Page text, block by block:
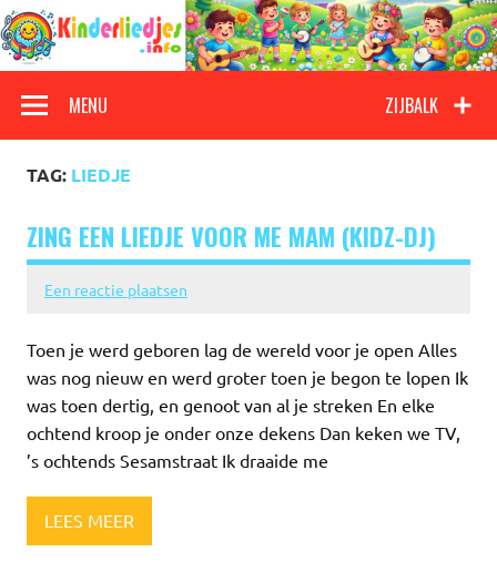
Doorgaan
naar
inhoud
Kinderliedjes
ZIJBALK
MENU
TAG: LIEDJE
ZING EEN LIEDJE VOOR ME MAM (KIDZ-DJ)
Een reactie plaatsen
Toen je werd geboren lag de wereld voor je open Alles
was nog nieuw en werd groter toen je begon te lopen Ik
was toen dertig, en genoot van al je streken En elke
ochtend kroop je onder onze dekens Dan keken we TV,
’s ochtends Sesamstraat Ik draaide me
LEES MEER